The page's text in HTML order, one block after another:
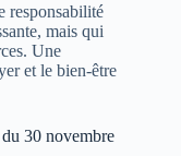
responsabilité
mais qui
Une
et le bien-être
30 novembre